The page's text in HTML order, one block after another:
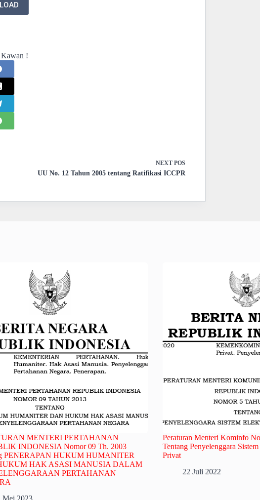
Kawan !
NEXT POS
UU No. 12 Tahun 2005 tentang Ratifikasi ICCPR
MENTERI PERTAHANAN
INDONESIA Nomor 09 Th. 2003
PENERAPAN HUKUM HUMANITER
HAK ASASI MANUSIA DALAM
PERTAHANAN
Peraturan Menteri Kominfo
Tentang Penyelenggara
Privat
22 Juli 2022